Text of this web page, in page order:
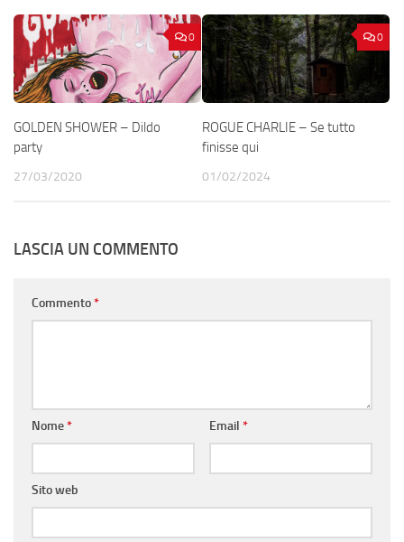
0
GOLDEN SHOWER – Dildo
party
27/03/2020
0
ROGUE CHARLIE – Se tutto
finisse qui
01/02/2024
LASCIA UN COMMENTO
Commento*
Nome* Email *
Sito web